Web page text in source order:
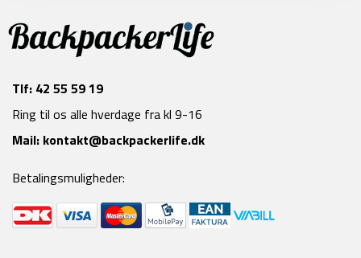
Tlf: 42 55 59 19
Ring til os alle hverdage fra kl 9-16
Mail: kontakt@backpackerlife.dk
Betalingsmuligheder: